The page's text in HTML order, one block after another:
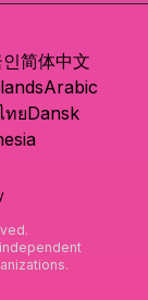
简体中文
Arabic
ทยDansk